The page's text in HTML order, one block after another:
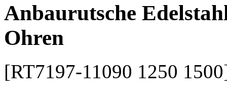
Anbaurutsche
Ohren
[RT7197-11090 1250